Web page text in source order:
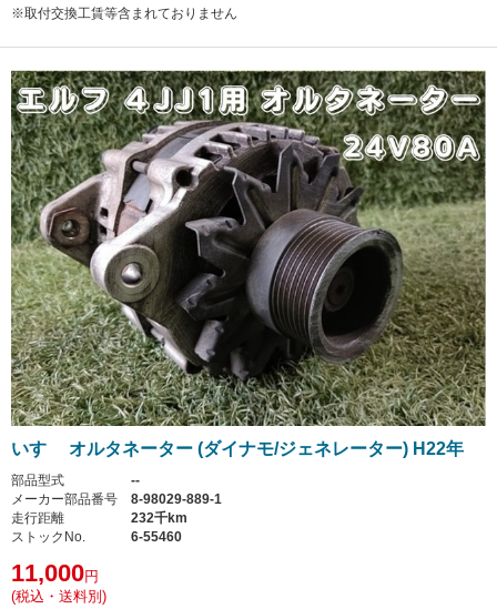
※取付交換工賃等含まれておりません
いすゞ オルタネーター (ダイナモ/ジェネレーター) H22年
部品型式
--
メーカー部品番号
8-98029-889-1
走行距離
232千km
ストックNo.
6-55460
11,000円
(税込・送料別)